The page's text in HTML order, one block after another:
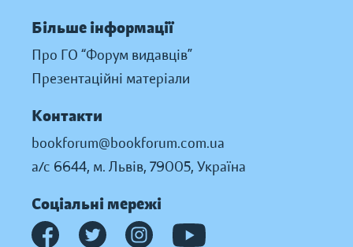
Більше інформації
Про ГО “Форум видавців”
Презентаційні матеріали
Контакти
bookforum@bookforum.com.ua
а/с 6644, м. Львів, 79005, Україна
Соціальні мережі